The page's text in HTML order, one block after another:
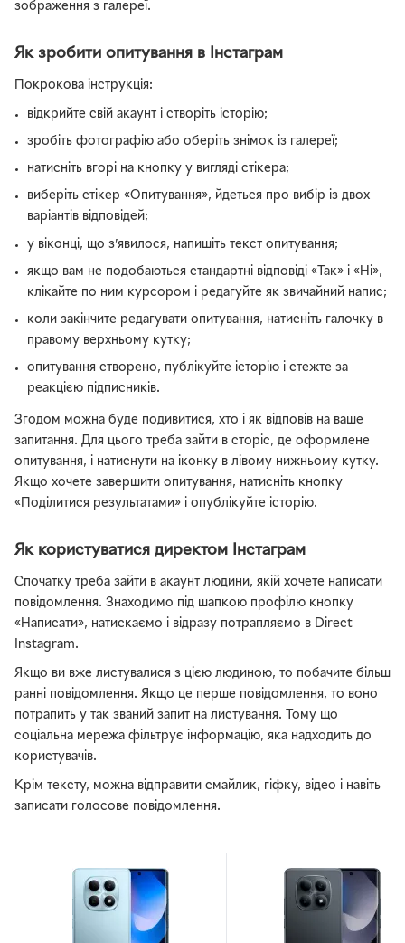
зображення з галереї.
Як зробити опитування в Інстаграм
Покрокова інструкція:
відкрийте свій акаунт і створіть історію;
зробіть фотографію або оберіть знімок із галереї;
натисніть вгорі на кнопку у вигляді стікера;
виберіть стікер «Опитування», йдеться про вибір із двох
варіантів відповідей;
у віконці, що з’явилося, напишіть текст опитування;
якщо вам не подобаються стандартні відповіді «Так» і «Ні»,
клікайте по ним курсором і редагуйте як звичайний напис;
коли закінчите редагувати опитування, натисніть галочку в
правому верхньому кутку;
опитування створено, публікуйте історію і стежте за
реакцією підписників.
Згодом можна буде подивитися, хто і як відповів на ваше
запитання. Для цього треба зайти в сторіс, де оформлене
опитування, і натиснути на іконку в лівому нижньому кутку.
Якщо хочете завершити опитування, натисніть кнопку
«Поділитися результатами» і опублікуйте історію.
Як користуватися директом Інстаграм
Спочатку треба зайти в акаунт людини, якій хочете написати
повідомлення. Знаходимо під шапкою профілю кнопку
«Написати», натискаємо і відразу потрапляємо в Direct
Instagram.
Якщо ви вже листувалися з цією людиною, то побачите більш
ранні повідомлення. Якщо це перше повідомлення, то воно
потрапить у так званий запит на листування. Тому що
соціальна мережа фільтрує інформацію, яка надходить до
користувачів.
Крім тексту, можна відправити смайлик, гіфку, відео і навіть
записати голосове повідомлення.